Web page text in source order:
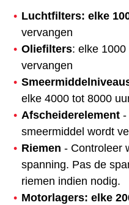
Luchtfilters: elke
vervangen
Oliefilters: elke
vervangen
elke 4000 tot 8000
Afscheiderelement -
smeermiddel wordt
Riemen - Controleer
spanning. Pas de
riemen indien nodig.
Motorlagers: elke